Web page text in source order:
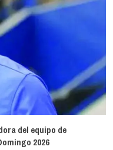
del equipo de
2026